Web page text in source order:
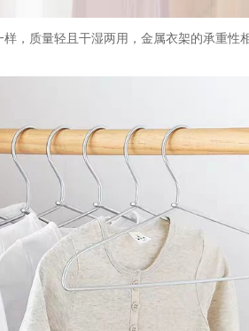
，质量轻且干湿两用，金属衣架的承重性